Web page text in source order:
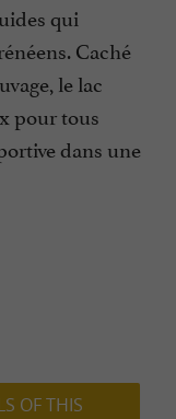
qui
Caché
le lac
pour tous
dans une
OF THIS